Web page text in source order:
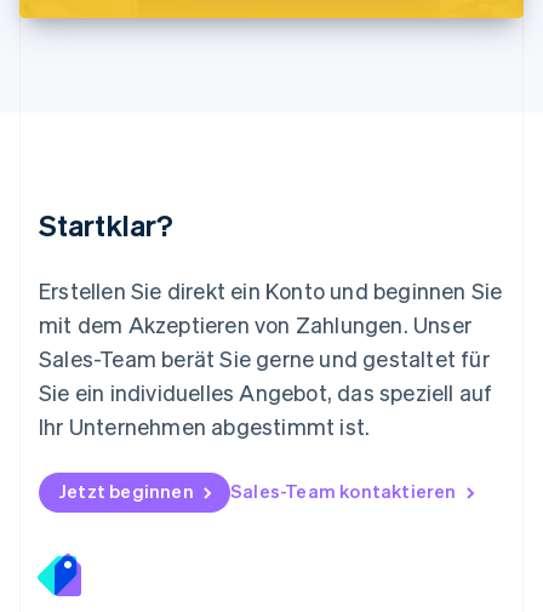
Startklar?
Erstellen Sie direkt ein Konto und beginnen Sie
mit dem Akzeptieren von Zahlungen. Unser
Sales-Team berät Sie gerne und gestaltet für
Sie ein individuelles Angebot, das speziell auf
Ihr Unternehmen abgestimmt ist.
Jetzt beginnen Sales-Team kontaktieren
Malta
Nederlands English
Norwegen
Österreich
Polen
English
Portugal
Português English
Rumänien
Schweden
Svenska English
Deutsch
Singapur
English